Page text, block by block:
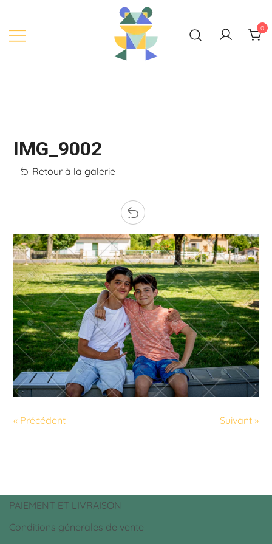
content
0
IMG_9002
Retour à la galerie
« Précédent Suivant »
PAIEMENT ET LIVRAISON
Conditions génerales de vente